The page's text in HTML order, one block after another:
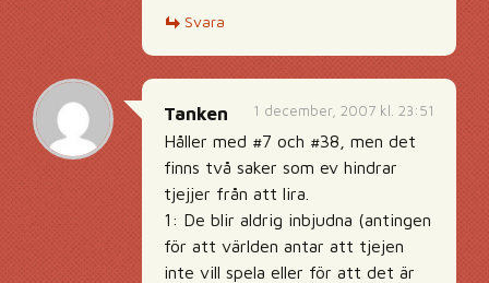
Svara
1 december, 2007 kl. 23:51
Tanken
Håller med #7 och #38, men det
finns två saker som ev hindrar
tjejjer från att lira.
1: De blir aldrig inbjudna (antingen
för att världen antar att tjejen
inte vill spela eller för att det är